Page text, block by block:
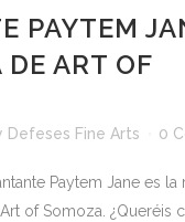
PAYTEM
ART OF
Defeses Fine Arts 0
Paytem Jane es
of Somoza. ¿Queréis